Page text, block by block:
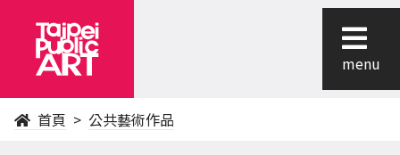
menu
首頁 公共藝術作品